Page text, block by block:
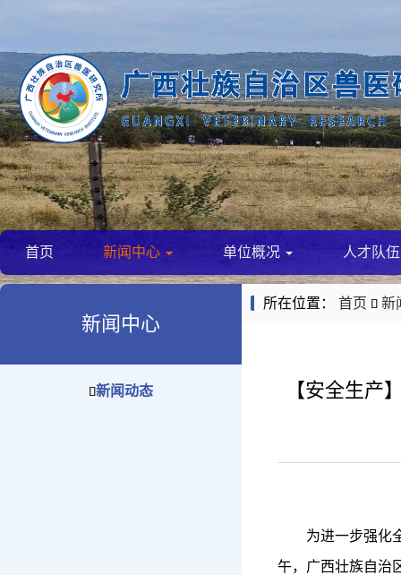
首页 新闻中心 单位概况 人才队
新闻中心
新闻动态
所在位置： 首页  新
【安全生
为进一步强化
午，广西壮族自治